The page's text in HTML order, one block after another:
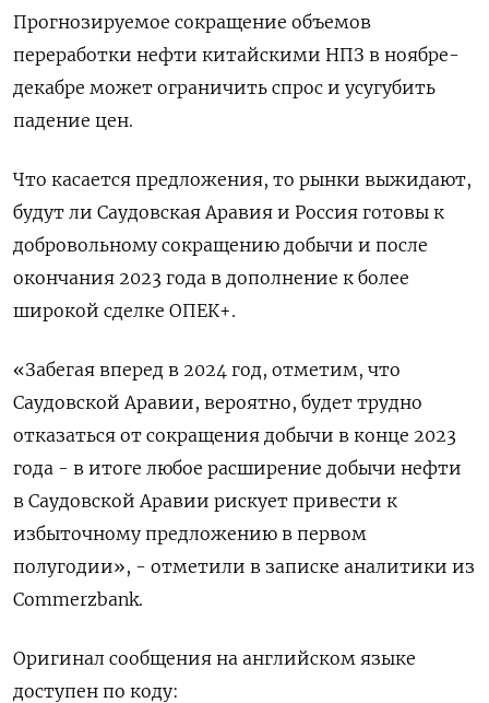
Прогнозируемое сокращение объемов
переработки нефти китайскими НПЗ в ноябре-
декабре может ограничить спрос и усугубить
падение цен.
Что касается предложения, то рынки выжидают,
будут ли Саудовская Аравия и Россия готовы к
добровольному сокращению добычи и после
окончания 2023 года в дополнение к более
широкой сделке ОПЕК+.
«Забегая вперед в 2024 год, отметим, что
Саудовской Аравии, вероятно, будет трудно
отказаться от сокращения добычи в конце 2023
года - в итоге любое расширение добычи нефти
в Саудовской Аравии рискует привести к
избыточному предложению в первом
полугодии», - отметили в записке аналитики из
Commerzbank.
Оригинал сообщения на английском языке
доступен по коду: